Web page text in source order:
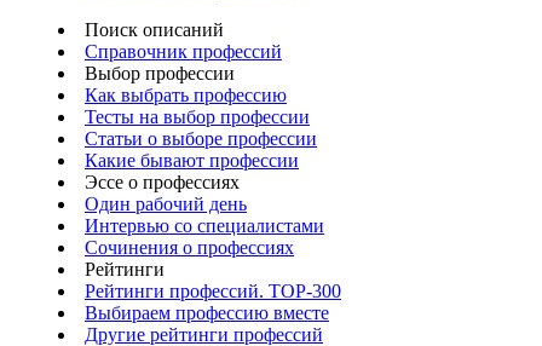
Поиск описаний
Справочник профессий
Выбор профессии
Как выбрать профессию
Тесты на выбор профессии
Статьи о выборе профессии
Какие бывают профессии
Эссе о профессиях
Один рабочий день
Интервью со специалистами
Сочинения о профессиях
Рейтинги
Рейтинги профессий. TOP-300
Выбираем профессию вместе
Другие рейтинги профессий